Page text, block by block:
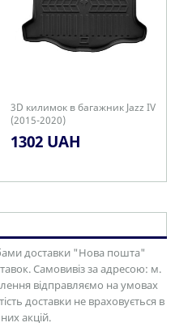
3D килимок в багажник Jazz IV
(2015-2020)
1302 UAH
доставки "Нова пошта"
Самовивіз за адресою: м.
відправляємо на умовах
доставки не враховується в
акцій.